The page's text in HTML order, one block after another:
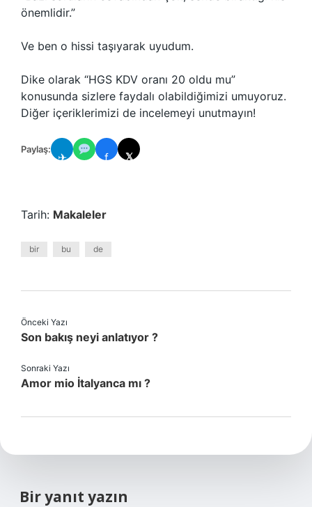
önemlidir.”
Ve ben o hissi taşıyarak uyudum.
Dike olarak “HGS KDV oranı 20 oldu mu”
konusunda sizlere faydalı olabildiğimizi umuyoruz.
Diğer içeriklerimizi de incelemeyi unutmayın!
Paylaş:
✈ f 𝕏
Tarih: Makaleler
bir bu de
Önceki Yazı
Son bakış neyi anlatıyor ?
Sonraki Yazı
Amor mio İtalyanca mı ?
Bir yanıt yazın